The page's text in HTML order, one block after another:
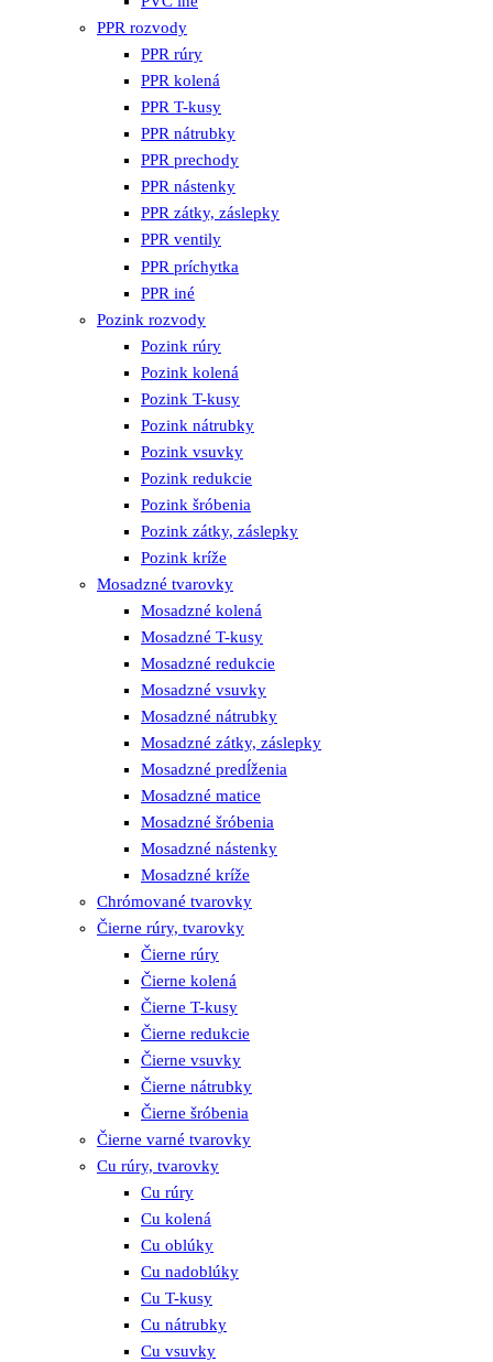
PPR rozvody
PPR rúry
PPR kolená
PPR T-kusy
PPR nátrubky
PPR prechody
PPR nástenky
PPR zátky, záslepky
PPR ventily
PPR príchytka
PPR iné
Pozink rozvody
Pozink rúry
Pozink kolená
Pozink T-kusy
Pozink nátrubky
Pozink vsuvky
Pozink redukcie
Pozink šróbenia
Pozink zátky, záslepky
Pozink kríže
Mosadzné tvarovky
Mosadzné kolená
Mosadzné T-kusy
Mosadzné redukcie
Mosadzné vsuvky
Mosadzné nátrubky
Mosadzné zátky, záslepky
Mosadzné predĺženia
Mosadzné matice
Mosadzné šróbenia
Mosadzné nástenky
Mosadzné kríže
Chrómované tvarovky
Čierne rúry, tvarovky
Čierne rúry
Čierne kolená
Čierne T-kusy
Čierne redukcie
Čierne vsuvky
Čierne nátrubky
Čierne šróbenia
Čierne varné tvarovky
Cu rúry, tvarovky
Cu rúry
Cu kolená
Cu oblúky
Cu nadoblúky
Cu T-kusy
Cu nátrubky
Cu vsuvky